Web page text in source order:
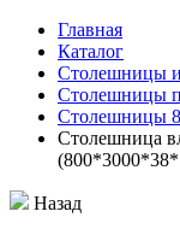
Главная
Каталог
Столешницы
Столешницы
Столешницы
Столешница
Назад